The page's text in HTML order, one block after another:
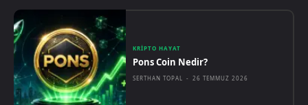
KRIPTO HAYAT
Pons Coin Nedir?
SERTHAN TOPAL - 26 TEMMUZ 2026